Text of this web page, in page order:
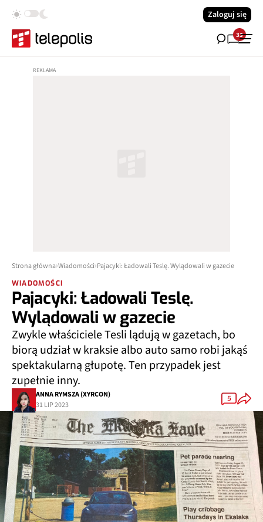
Zaloguj się
33
Strona główna Wiadomości Pajacyki: Ładowali Teslę. Wylądowali w gazecie
WIADOMOŚCI
Pajacyki: Ładowali Teslę.
Wylądowali w gazecie
Zwykle właściciele Tesli lądują w gazetach, bo
biorą udział w kraksie albo auto samo robi jakąś
spektakularną głupotę. Ten przypadek jest
zupełnie inny.
ANNA RYMSZA (XYRCON)
31 LIP 2023
5